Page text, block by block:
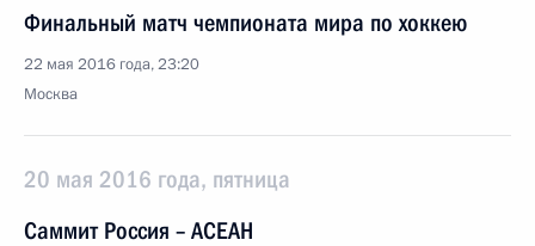
Финальный матч чемпионата мира по хоккею
22 мая 2016 года, 23:20
Москва
20 мая 2016 года, пятница
Саммит Россия – АСЕАН